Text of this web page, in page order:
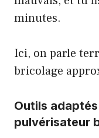
minutes.
Ici, on parle
bricolage
Outils
pulvérisateur